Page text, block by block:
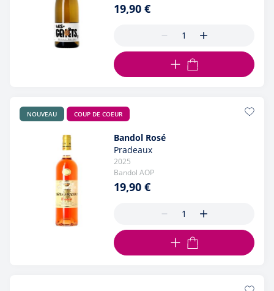
19,90 €
AJOUTER AU PANIER
NOUVEAU COUP DE COEUR
Bandol Rosé
Pradeaux
2025
Bandol AOP
19,90 €
AJOUTER AU PANIER